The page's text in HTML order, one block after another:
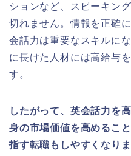
ションなど、スピーキン
切れません。情報を正確
会話力は重要なスキルに
に長けた人材には高給与
す。
したがって、英会話力を
身の市場価値を高めるこ
指す転職もしやすくなりま